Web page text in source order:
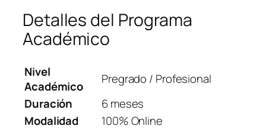
Detalles del Programa
Académico
Nivel
Académico
Pregrado / Profesional
Duración
6 meses
Modalidad
100% Online